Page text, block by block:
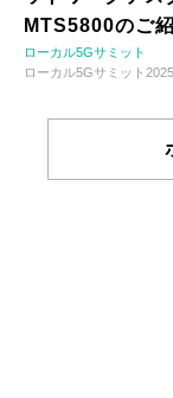
MTS5800のご
ローカル5Gサミット
ローカル5Gサミット2025